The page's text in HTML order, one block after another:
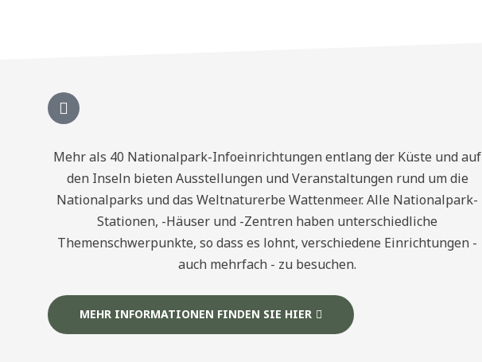
Mehr als 40 Nationalpark-Infoeinrichtungen entlang der Küste und auf
den Inseln bieten Ausstellungen und Veranstaltungen rund um die
Nationalparks und das Weltnaturerbe Wattenmeer. Alle Nationalpark-
Stationen, -Häuser und -Zentren haben unterschiedliche
Themenschwerpunkte, so dass es lohnt, verschiedene Einrichtungen -
auch mehrfach - zu besuchen.
MEHR INFORMATIONEN FINDEN SIE HIER